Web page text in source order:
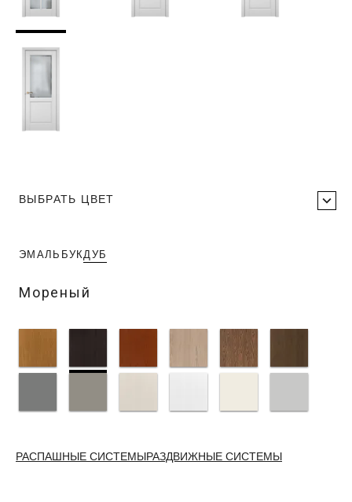
ВЫБРАТЬ ЦВЕТ
ЭМАЛЬ БУКДУБ
Мореный
РАСПАШНЫЕ СИСТЕМЫРАЗДВИЖНЫЕ СИСТЕМЫ